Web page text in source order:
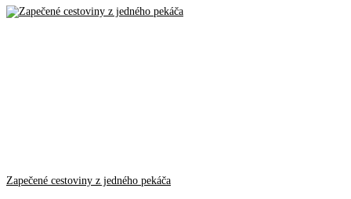
Zapečené cestoviny z jedného pekáča